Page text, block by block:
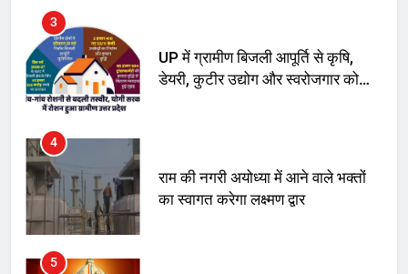
4
राम की नगरी अयोध्या में आने वाले भक्तों
का स्वागत करेगा लक्ष्मण द्वार
5
उत्तर प्रदेश में गांवों में बढ़ेंगी सुविधाएं: 67%
बढ़ा पंचायतों का बजट
6